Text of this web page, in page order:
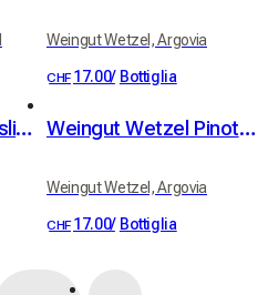
Weingut Wetzel, Argovia
CHF 17.00/ Bottiglia
Weingut Wetzel Riesling Silvaner Weingut Wetzel Pinot Noir Classique
Weingut Wetzel, Argovia
CHF 17.00/ Bottiglia